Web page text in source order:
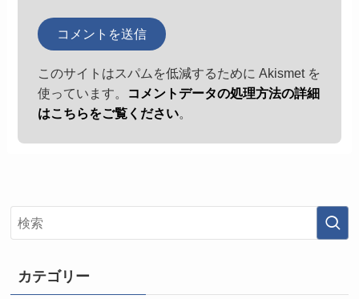
このサイトはスパムを低減するために Akismet を
使っています。
コメントデータの処理方法の詳細
はこちらをご覧ください。
カテゴリー